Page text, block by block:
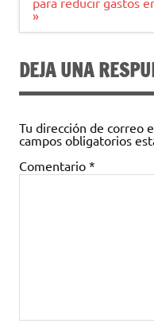
»
DEJA UNA
Tu dirección de correo
campos obligatorios
Comentario *